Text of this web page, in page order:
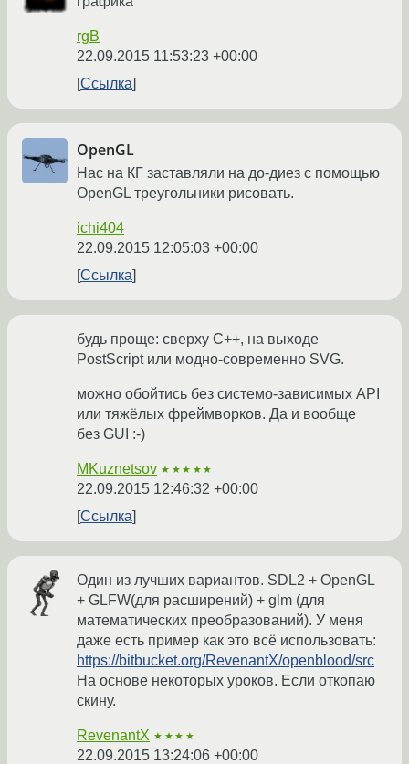
rgB
22.09.2015 11:53:23 +00:00
Ссылка
OpenGL
Нас на КГ заставляли на до-диез с помощью
OpenGL треугольники рисовать.
ichi404
22.09.2015 12:05:03 +00:00
Ссылка
будь проще: сверху С++, на выходе
PostScript или модно-современно SVG.
можно обойтись без системо-зависимых API
или тяжёлых фреймворков. Да и вообще
без GUI :-)
MKuznetsov ★★★★★
22.09.2015 12:46:32 +00:00
Ссылка
Один из лучших вариантов. SDL2 + OpenGL
+ GLFW(для расширений) + glm (для
математических преобразований). У меня
даже есть пример как это всё использовать:
https://bitbucket.org/RevenantX/openblood/src
На основе некоторых уроков. Если откопаю
скину.
RevenantX ★★★★
22.09.2015 13:24:06 +00:00